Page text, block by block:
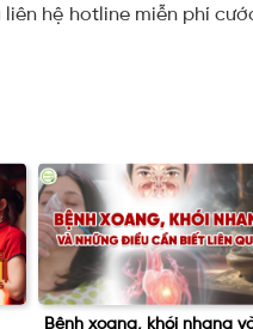
hệ hotline miễn phí
Dâng Hương: Phần lễ quan